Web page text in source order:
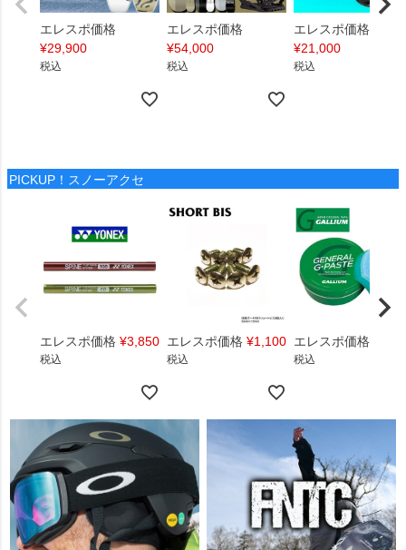
エレスポ価格
¥29,900
税込
エレスポ価格
¥54,000
税込
エレスポ価格
¥21,000
税込
PICKUP！スノーアクセ
エレスポ価格 ¥3,850
税込
エレスポ価格 ¥1,100
税込
エレスポ価格
税込